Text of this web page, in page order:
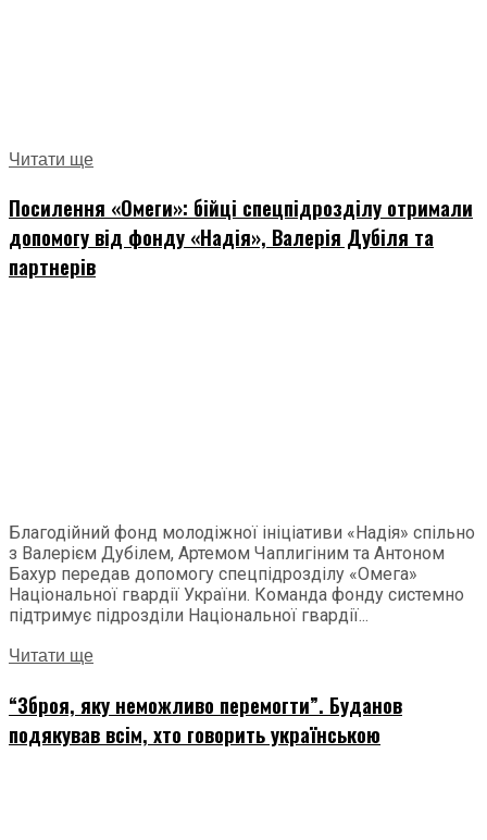
Читати ще
Посилення «Омеги»: бійці спецпідрозділу отримали
допомогу від фонду «Надія», Валерія Дубіля та
партнерів
Благодійний фонд молодіжної ініціативи «Надія» спільно
з Валерієм Дубілем, Артемом Чаплигіним та Антоном
Бахур передав допомогу спецпідрозділу «Омега»
Національної гвардії України. Команда фонду системно
підтримує підрозділи Національної гвардії...
Читати ще
“Зброя, яку неможливо перемогти”. Буданов
подякував всім, хто говорить українською